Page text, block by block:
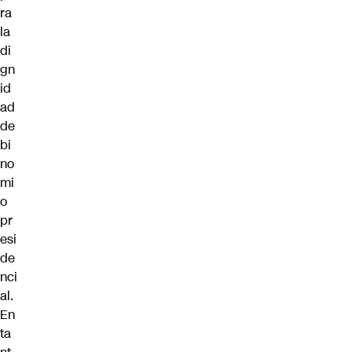
ra
la
di
gn
id
ad
de
bi
no
mi
o
pr
esi
de
nci
al.
En
ta